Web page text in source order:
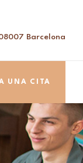
Barcelona
UNA CITA